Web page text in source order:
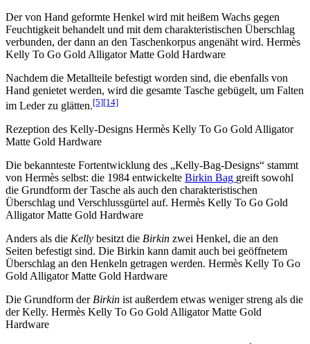
Der von Hand geformte Henkel wird mit heißem Wachs gegen
Feuchtigkeit behandelt und mit dem charakteristischen Überschlag
verbunden, der dann an den Taschenkorpus angenäht wird. Hermès
Kelly To Go Gold Alligator Matte Gold Hardware
Nachdem die Metallteile befestigt worden sind, die ebenfalls von
Hand genietet werden, wird die gesamte Tasche gebügelt, um Falten
im Leder zu glätten.[5][14]
Rezeption des Kelly-Designs Hermès Kelly To Go Gold Alligator
Matte Gold Hardware
Die bekannteste Fortentwicklung des „Kelly-Bag-Designs“ stammt
von Hermès selbst: die 1984 entwickelte Birkin Bag greift sowohl
die Grundform der Tasche als auch den charakteristischen
Überschlag und Verschlussgürtel auf. Hermès Kelly To Go Gold
Alligator Matte Gold Hardware
Anders als die Kelly besitzt die Birkin zwei Henkel, die an den
Seiten befestigt sind. Die Birkin kann damit auch bei geöffnetem
Überschlag an den Henkeln getragen werden. Hermès Kelly To Go
Gold Alligator Matte Gold Hardware
Die Grundform der Birkin ist außerdem etwas weniger streng als die
der Kelly. Hermès Kelly To Go Gold Alligator Matte Gold
Hardware